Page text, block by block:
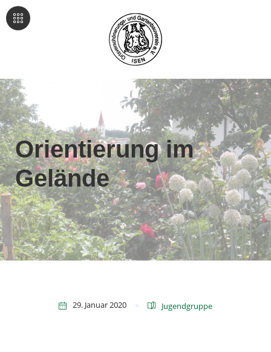
Orientierung im
Gelände
29. Januar 2020 Jugendgruppe